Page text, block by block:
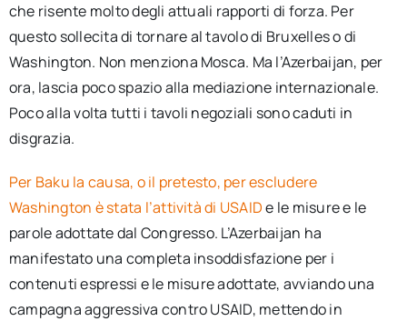
che risente molto degli attuali rapporti di forza. Per
questo sollecita di tornare al tavolo di Bruxelles o di
Washington. Non menziona Mosca. Ma l’Azerbaijan, per
ora, lascia poco spazio alla mediazione internazionale.
Poco alla volta tutti i tavoli negoziali sono caduti in
disgrazia.
Per Baku la causa, o il pretesto, per escludere
Washington è stata l’attività di USAIDe le misure e le
parole adottate dal Congresso. L’​​Azerbaijan ha
manifestato una completa insoddisfazione per i
contenuti espressi e le misure adottate, avviando una
campagna aggressiva contro USAID, mettendo in